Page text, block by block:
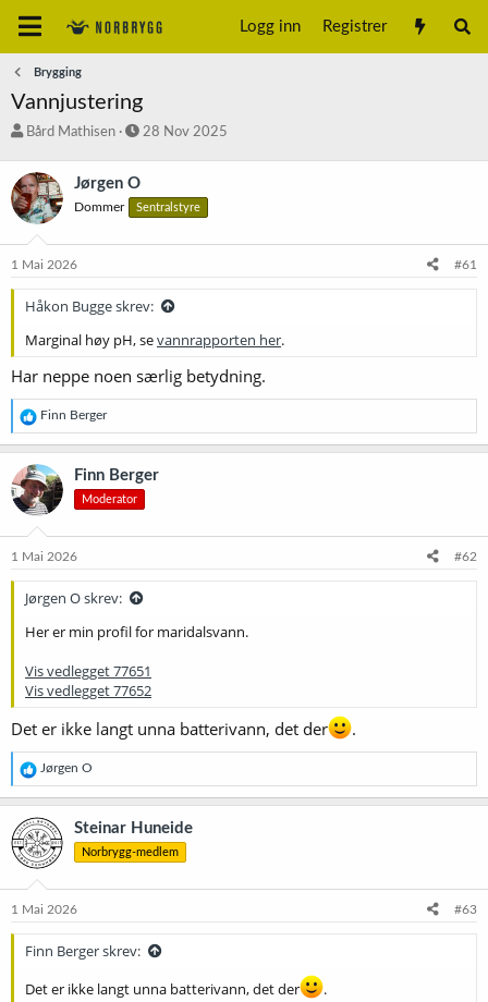
Logg inn Registrer
Brygging
Vannjustering
T
å
d
s
a
r
t
e
Bård Mathisen
S
t
a
o
28 Nov 2025
Jørgen O
Dommer Sentralstyre
1 Mai 2026 #61
Håkon Bugge skrev:
Marginal høy pH, sevannrapporten her.
Har neppe noen særlig betydning.
R
e
a
k
s
j
o
e
Finn Berger
Finn Berger
Moderator
1 Mai 2026 #62
Jørgen O skrev:
Her er min profil for maridalsvann.
Vis vedlegget 77651
Vis vedlegget 77652
Det er ikke langt unna batterivann, det der .
R
e
a
k
s
j
o
e
Jørgen O
Steinar Huneide
Norbrygg-medlem
1 Mai 2026 #63
Finn Berger skrev:
Det er ikke langt unna batterivann, det der
.